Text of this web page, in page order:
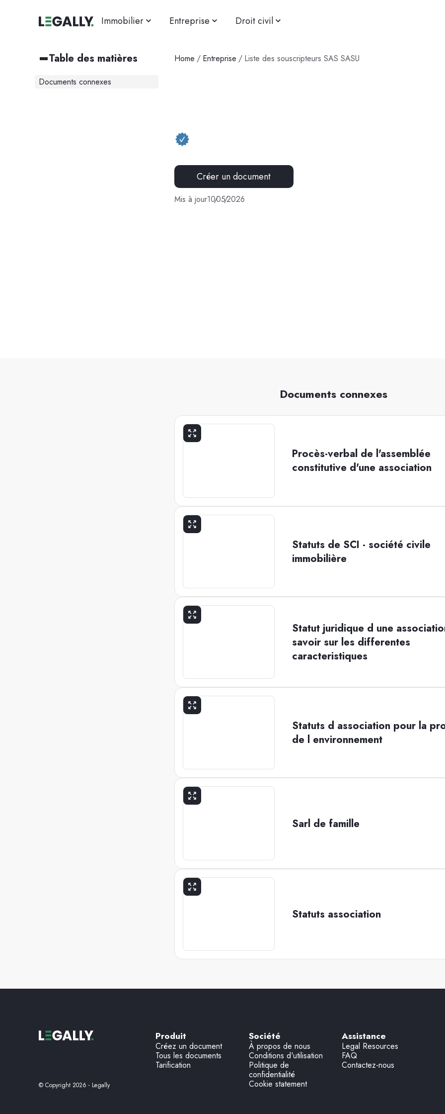
Immobilier Entreprise Droit civil
Home / Entreprise / Liste des souscripteurs SAS SASU
Créer un document
Mis à jour10/05/2026
Table des matières
Documents connexes
Documents connexes
Procès-verbal de l'assemblée
constitutive d'une association
Statuts de SCI - société civile
immobilière
Statut juridique d une
savoir sur les differentes
caracteristiques
Statuts d association pour la
de l environnement
Sarl de famille
Statuts association
© Copyright 2026 - Legally
Produit
Créez un document
Tous les documents
Tarification
Société
À propos de nous
Conditions d'utilisation
Politique de
confidentialité
Cookie statement
Assistance
Legal Resources
FAQ
Contactez-nous